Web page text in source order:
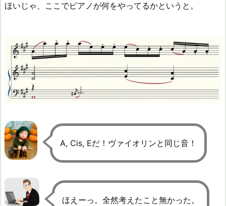
ほいじゃ、ここでピアノが何をやってるかというと。
A, Cis, Eだ！ヴァイオリンと同じ音！
ほえーっ。全然考えたこと無かった。